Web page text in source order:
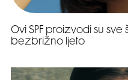
Ovi SPF proizvodi su
bezbrižno ljeto